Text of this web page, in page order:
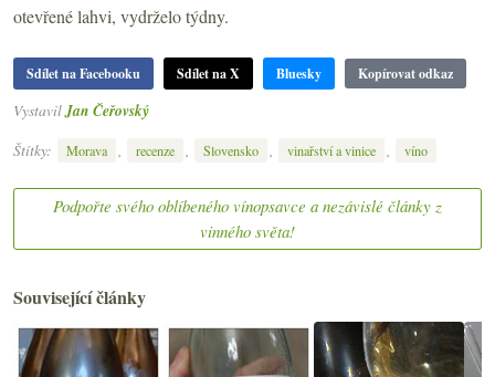
otevřené lahvi, vydrželo týdny.
Sdílet na Facebooku Sdílet na X Bluesky Kopírovat odkaz
Vystavil Jan Čeřovský
Štítky:
Morava , recenze , Slovensko , vinařství a vinice , víno
Podpořte svého oblíbeného vínopsavce a nezávislé články z
vinného světa!
Související články